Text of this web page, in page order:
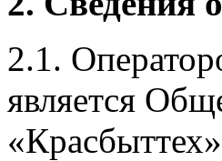
2.1.
является